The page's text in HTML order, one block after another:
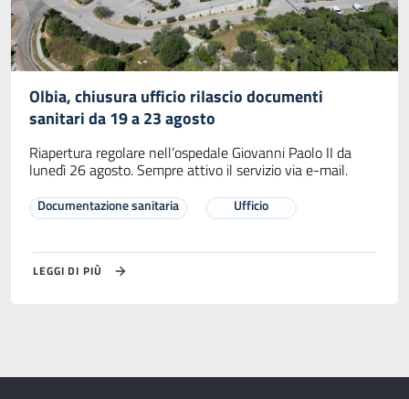
Olbia, chiusura ufficio rilascio documenti
sanitari da 19 a 23 agosto
Riapertura regolare nell’ospedale Giovanni Paolo II da
lunedì 26 agosto. Sempre attivo il servizio via e-mail.
Documentazione sanitaria Ufficio
LEGGI DI PIÙ